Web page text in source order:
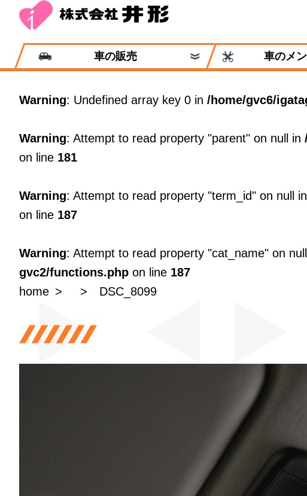
車の販売 車のメ
Warning: Undefined array key 0 in /home/gvc6/
Warning: Attempt to read property "parent" on null in
on line 181
Warning: Attempt to read property "term_id" on null in
on line 187
Warning: Attempt to read property "cat_name" on
gvc2/functions.php on line 187
home
DSC_8099